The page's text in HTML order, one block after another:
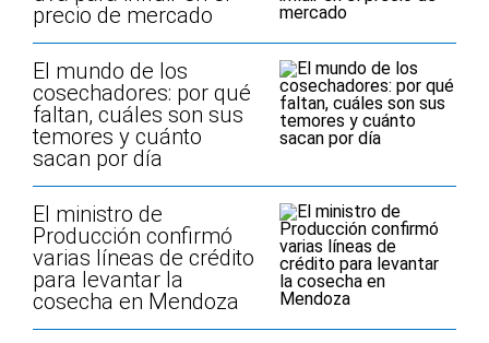
precio de mercado
El mundo de los
cosechadores: por qué
faltan, cuáles son sus
temores y cuánto
sacan por día
El ministro de
Producción confirmó
varias líneas de crédito
para levantar la
cosecha en Mendoza